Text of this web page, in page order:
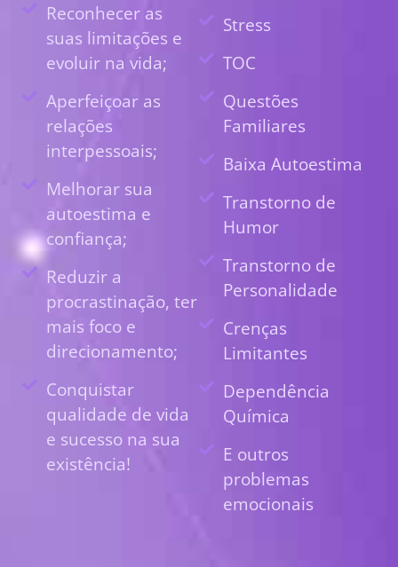
Reconhecer as
suas limitações e
evoluir na vida;
Aperfeiçoar as
relações
interpessoais;
Melhorar sua
autoestima e
confiança;
Reduzir a
procrastinação, ter
mais foco e
direcionamento;
Conquistar
qualidade de vida
e sucesso na sua
existência!
Stress
TOC
Questões
Familiares
Baixa Autoestima
Transtorno de
Humor
Transtorno de
Personalidade
Crenças
Limitantes
Dependência
Química
E outros
problemas
emocionais